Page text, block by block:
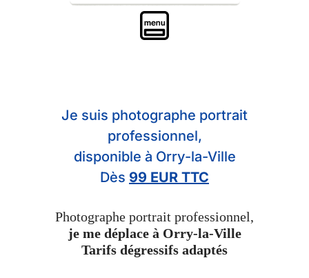
Je suis photographe portrait
professionnel,
disponible à Orry-la-Ville
Dès 99 EUR TTC
Photographe portrait professionnel,
je me déplace à Orry-la-Ville
Tarifs dégressifs adaptés